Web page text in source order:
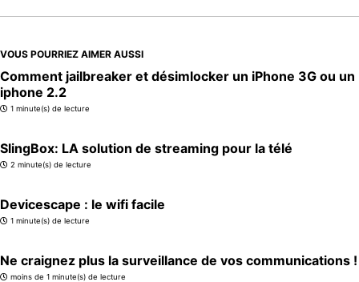
VOUS POURRIEZ AIMER AUSSI
Comment jailbreaker et désimlocker un iPhone 3G ou un
iphone 2.2
1 minute(s) de lecture
SlingBox: LA solution de streaming pour la télé
2 minute(s) de lecture
Devicescape : le wifi facile
1 minute(s) de lecture
Ne craignez plus la surveillance de vos communications !
moins de 1 minute(s) de lecture